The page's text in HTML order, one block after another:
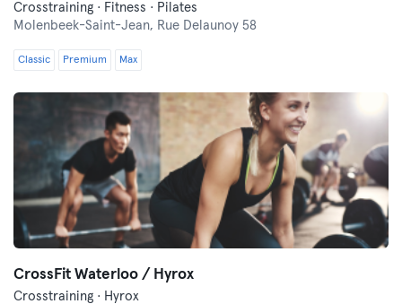
Crosstraining · Fitness · Pilates
Molenbeek-Saint-Jean, Rue Delaunoy 58
Classic Premium Max
CrossFit Waterloo / Hyrox
Crosstraining · Hyrox